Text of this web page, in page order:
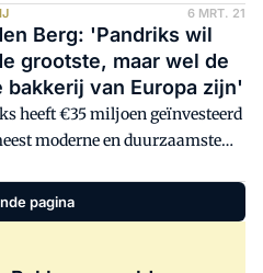
Naast het standaard
gaat de
ook chocolade aanbieden.
6 MRT. 21
Berg: 'Pandriks wil
grootste, maar wel de
bakkerij van Europa zijn'
heeft €35 miljoen geïnvesteerd
moderne en duurzaamste
de wereld. Met de hogere
wil de snelgroeiende
pagina